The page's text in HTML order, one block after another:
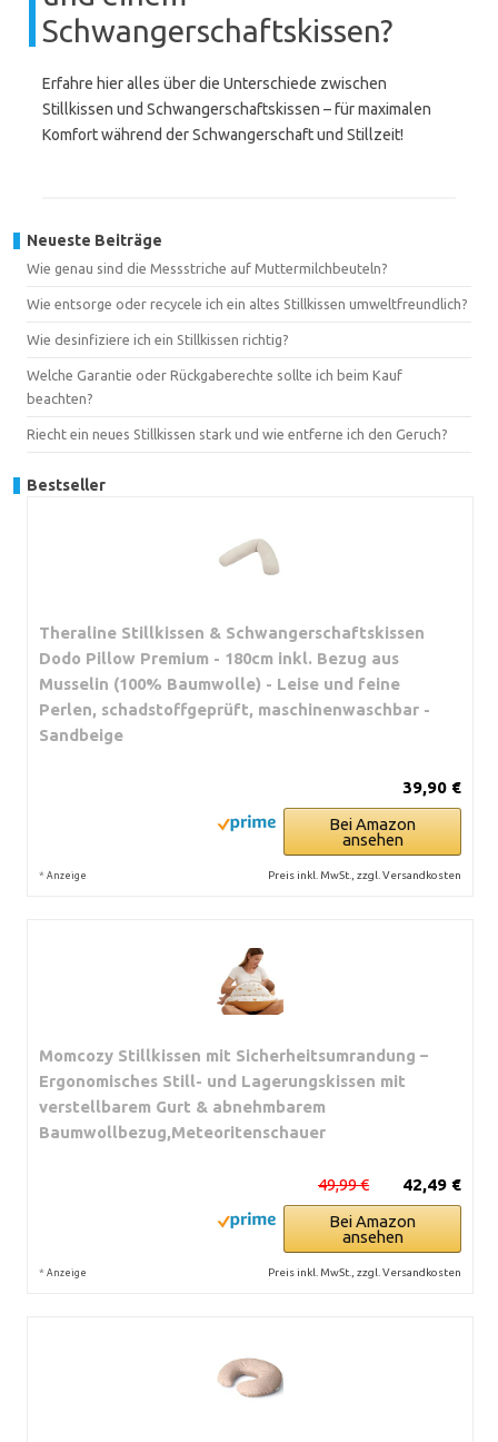
Schwangerschaftskissen?
Erfahre hier alles über die Unterschiede zwischen
Stillkissen und Schwangerschaftskissen – für maximalen
Komfort während der Schwangerschaft und Stillzeit!
Neueste Beiträge
Wie genau sind die Messstriche auf Muttermilchbeuteln?
Wie entsorge oder recycele ich ein altes Stillkissen umweltfreundlich?
Wie desinfiziere ich ein Stillkissen richtig?
Welche Garantie oder Rückgaberechte sollte ich beim Kauf
beachten?
Riecht ein neues Stillkissen stark und wie entferne ich den Geruch?
Bestseller
Theraline Stillkissen & Schwangerschaftskissen
Dodo Pillow Premium - 180cm inkl. Bezug aus
Musselin (100% Baumwolle) - Leise und feine
Perlen, schadstoffgeprüft, maschinenwaschbar -
Sandbeige
39,90 €
Bei Amazon
ansehen
* Anzeige Preis inkl. MwSt., zzgl. Versandkosten
Momcozy Stillkissen mit Sicherheitsumrandung –
Ergonomisches Still- und Lagerungskissen mit
verstellbarem Gurt & abnehmbarem
Baumwollbezug,Meteoritenschauer
42,49 €
49,99 €
Bei Amazon
ansehen
* Anzeige Preis inkl. MwSt., zzgl. Versandkosten